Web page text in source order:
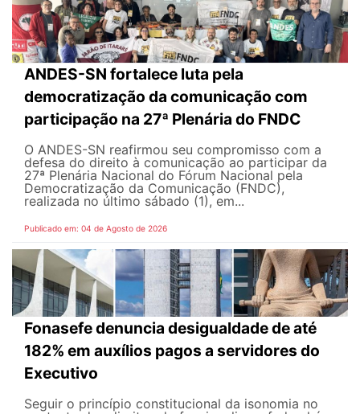
ANDES-SN fortalece luta pela
democratização da comunicação com
participação na 27ª Plenária do FNDC
O ANDES-SN reafirmou seu compromisso com a
defesa do direito à comunicação ao participar da
27ª Plenária Nacional do Fórum Nacional pela
Democratização da Comunicação (FNDC),
realizada no último sábado (1), em...
Publicado em: 04 de Agosto de 2026
Fonasefe denuncia desigualdade de até
182% em auxílios pagos a servidores do
Executivo
Seguir o princípio constitucional da isonomia no